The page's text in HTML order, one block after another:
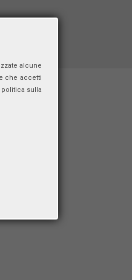
alcune
che accetti
sulla